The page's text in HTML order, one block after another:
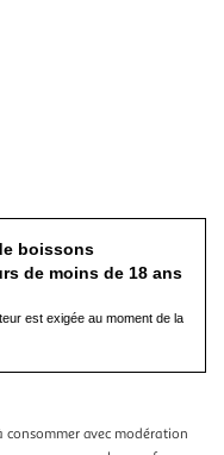
boissons
de moins de 18 ans
est exigée au moment de la
consommer avec modération